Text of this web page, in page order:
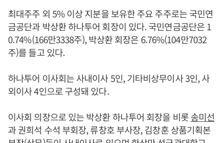
최대주주 외 5% 이상 지분을 보유한 주요 주주로는 국민연
금공단과 박상환 하나투어 회장이 있다. 국민연금공단은 1
0.74%(166만3338주), 박상환 회장은 6.76%(104만7032
주)를 들고 있다.
하나투어 이사회는 사내이사 5인, 기타비상무이사 3인, 사
외이사 4인으로 구성돼 있다.
이사회 의장으로 있는 박상환 하나투어 회장을 비롯송미선
과 권희석 수석 부회장, 류창호 부사장, 김창훈 상품기획본